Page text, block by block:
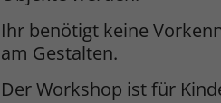
Ihr benötigt keine
am Gestalten.
Der Workshop ist für